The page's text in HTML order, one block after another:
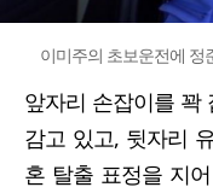
이미주의 초보운전에 정
앞자리 손잡이를 꽉
감고 있고, 뒷자리
혼 탈출 표정을 지